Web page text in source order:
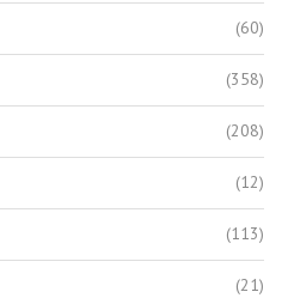
(60)
(358)
(208)
(12)
(113)
(21)